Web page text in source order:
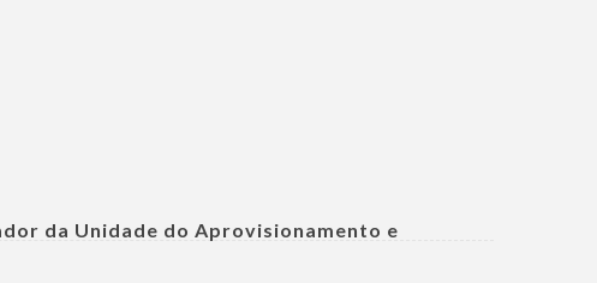
da Unidade do Aprovisionamento e